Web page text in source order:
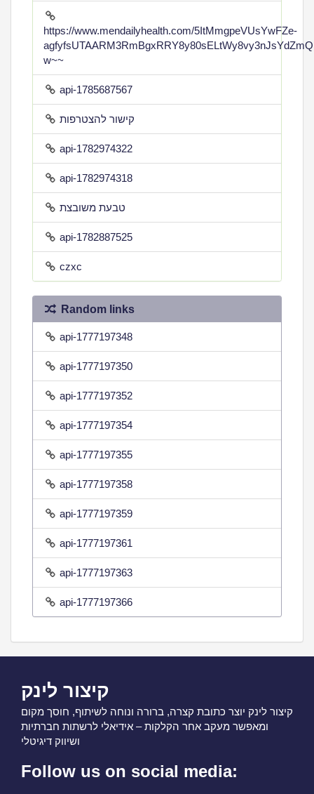
https://www.mendailyhealth.com/5ItMmgpeVUsYwFZe-
w~~
api-1785687567
קישור להצטרפות
api-1782974322
api-1782974318
טבעת משובצת
api-1782887525
czxc
Random links
api-1777197348
api-1777197350
api-1777197352
api-1777197354
api-1777197355
api-1777197358
api-1777197359
api-1777197361
api-1777197363
api-1777197366
קיצור לינק
קיצור לינק יוצר כתובת קצרה, ברורה ונוחה לשיתוף, חוסך מקום
ומאפשר מעקב אחר הקלקות – אידיאלי לרשתות חברתיות
ושיווק דיגיטלי
Follow us on social media: